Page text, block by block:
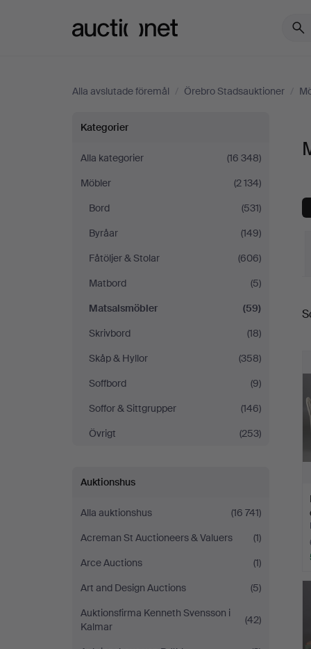
Alla avslutade föremål / Örebro Stadsauktioner /
Matsalsmöbler
på
Örebro
Stadsauktioner
Kategorier
Alla kategorier
(16 348)
Möbler
(2 134)
Bord
(531)
Byråar
(149)
Fåtöljer & Stolar
(606)
Matbord
(5)
Matsalsmöbler
(59)
Skrivbord
(18)
Skåp & Hyllor
(358)
Soffbord
(9)
Soffor & Sittgrupper
(146)
Övrigt
(253)
Auktionshus
Alla auktionshus
(16 741)
Acreman St Auctioneers & Valuers
(1)
Arce Auctions
(1)
Art and Design Auctions
(5)
Auktionsfirma Kenneth Svensson i
Kalmar
(42)